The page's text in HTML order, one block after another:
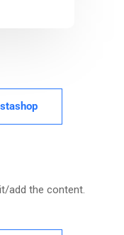
add the content.